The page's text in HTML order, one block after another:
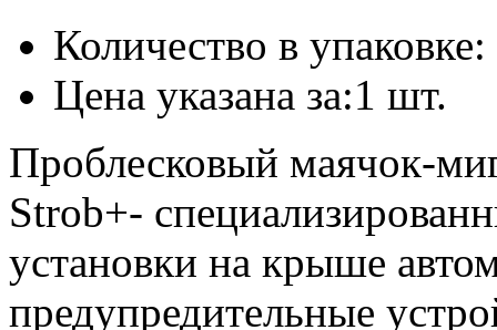
Количество в
Цена указана за:1 шт.
Проблесковый маячок-
Strob+-
установки на крыше
предупредительные